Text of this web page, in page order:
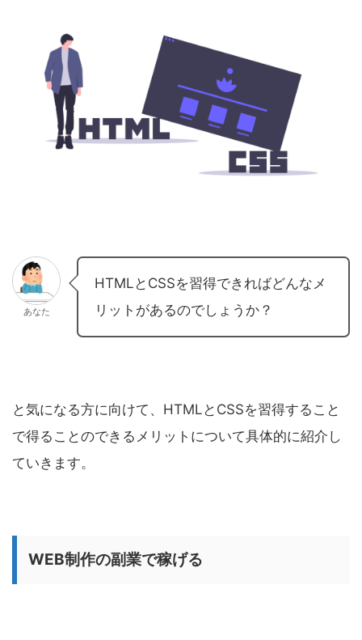
あなた
HTMLとCSSを習得できればどんなメ
リットがあるのでしょうか？
と気になる方に向けて、HTMLとCSSを習得すること
で得ることのできるメリットについて具体的に紹介し
ていきます。
WEB制作の副業で稼げる